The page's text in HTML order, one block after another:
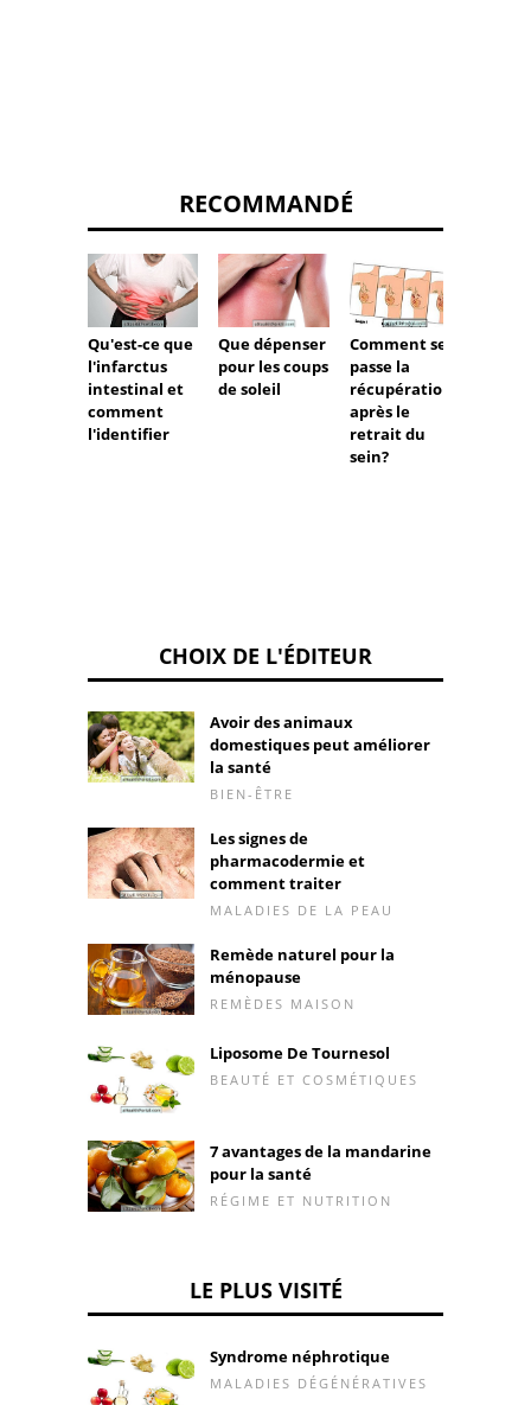
RECOMMANDÉ
Qu'est-ce que
l'infarctus
intestinal et
comment
l'identifier
Que dépenser
pour les coups
de soleil
Comment se
passe la
récupération
après le
retrait du
sein?
CHOIX DE L'ÉDITEUR
Avoir des animaux
domestiques peut améliorer
la santé
BIEN-ÊTRE
Les signes de
pharmacodermie et
comment traiter
MALADIES DE LA PEAU
Remède naturel pour la
ménopause
REMÈDES MAISON
Liposome De Tournesol
BEAUTÉ ET COSMÉTIQUES
7 avantages de la mandarine
pour la santé
RÉGIME ET NUTRITION
LE PLUS VISITÉ
Syndrome néphrotique
MALADIES DÉGÉNÉRATIVES